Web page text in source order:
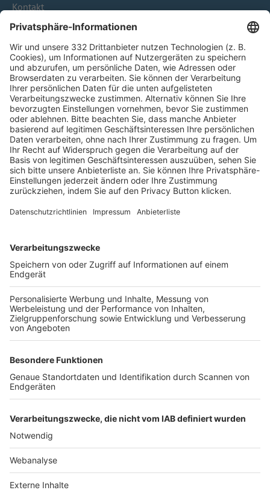
Kontakt
HÄUFIG BESUCHTE SEITEN
Pässe und Vereinswechsel
Trainerausbildung
Schulungsangebot Vereinsmitarbeiter
BFV-Geschäftsstellen
Trainerbörse
Login SpielPlus
FOLGE DEM BFV
TOP-VEREINE
TOP-PARTNER
Nutzungsbedingungen Datenschutz Impressum